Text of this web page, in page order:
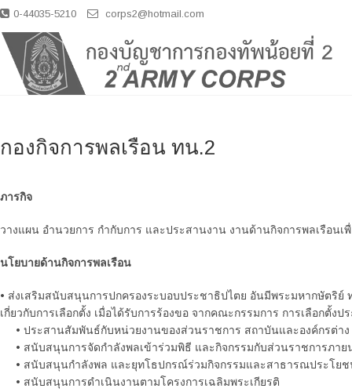
S
n
n
0-44035-5210 corps2@hotmail.com
กองกิจการพลเรือน ทน.2
ภารกิจ
วางแผน อำนวยการ กำกับการ และประสานงาน งานด้านกิจการพลเรือน
นโยบายด้านกิจการพลเรือน
• ส่งเสริมสนับสนุนการปกครองระบอบประชาธิปไตย อันมีพระมหากษัตริ
เกี่ยวกับการเลือกตั้ง เมื่อได้รับการร้องขอ จากคณะกรรมการ การเลือกตั้ง
• ประสานสัมพันธ์กับหน่วยงานของส่วนราชการ สถาบันและองค์กรต่า
• สนับสนุนการจัดกำลังพลเข้าร่วมพิธี และกิจกรรมกับส่วนราชการภาย
• สนับสนุนกำลังพล และยุทโธปกรณ์ร่วมกิจกรรมและสาธารณประโย
• สนับสนุนการดำเนินงานตามโครงการเฉลิมพระเกียรติ